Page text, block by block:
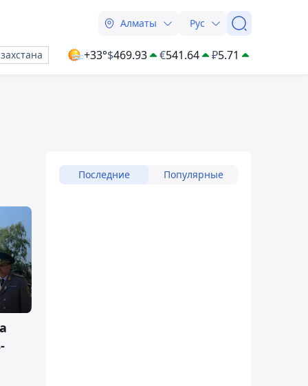
Алматы Рус
+33°$469.93 €541.64 ₽5.71
Последние Популярные